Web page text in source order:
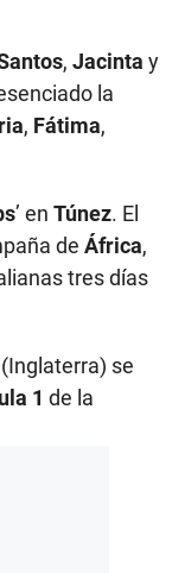
, Jacinta y
la
, Fátima,
’ en Túnez. El
de África,
tres días
(Inglaterra) se
1 de la